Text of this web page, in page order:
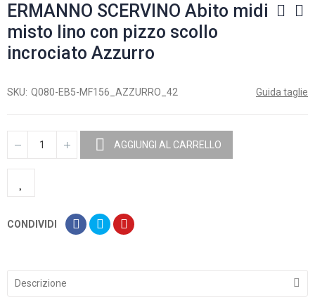
ERMANNO SCERVINO Abito midi
misto lino con pizzo scollo
incrociato Azzurro
Guida taglie
SKU Q080-EB5-MF156_AZZURRO_42
AGGIUNGI AL CARRELLO
CONDIVIDI
Descrizione